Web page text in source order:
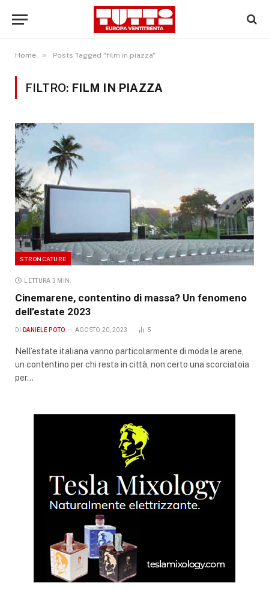
Home » Posts Tagged "film in piazza"
FILTRO: FILM IN PIAZZA
STRONCATURE
LETTURA 3 MIN.
Cinemarene, contentino di massa? Un fenomeno
dell’estate 2023
DI DANIELE POTO AGOSTO 20, 2023 5
Nell’estate italiana vanno particolarmente di moda le arene,
un contentino per chi resta in città, non certo una scorciatoia
per…